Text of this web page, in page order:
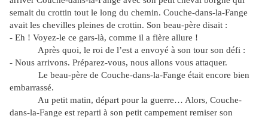
semait du crottin tout le long du chemin. Couche-dans-la-Fange
avait les chevilles pleines de crottin. Son beau-père disait :
- Eh ! Voyez-le ce gars-là, comme il a fière allure !
Après quoi, le roi de l’est a envoyé à son tour son défi :
- Nous arrivons. Préparez-vous, nous allons vous attaquer.
Le beau-père de Couche-dans-la-Fange était encore bien
embarrassé.
Au petit matin, départ pour la guerre… Alors, Couche-
dans-la-Fange est reparti à son petit campement remiser son